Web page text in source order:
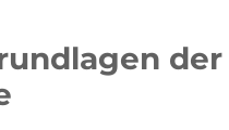
der